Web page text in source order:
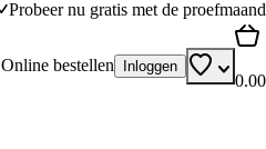
Probeer nu gratis met de proefmaand
Online bestellen Inloggen
0.00